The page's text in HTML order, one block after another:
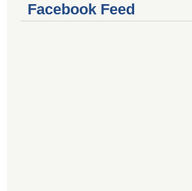
Facebook Feed